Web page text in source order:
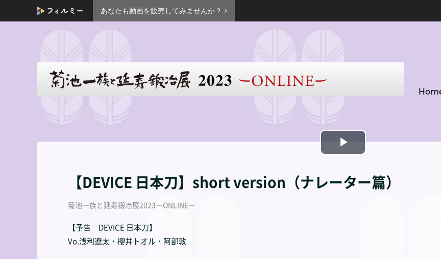
あなたも動画を販売してみませんか？
Play
Video
【DEVICE 日本刀】short version（ナレーター篇）
菊池一族と延寿鍛冶展2023－ONLINE－
【予告 DEVICE 日本刀】
Vo.浅利遼太・櫻井トオル・阿部敦